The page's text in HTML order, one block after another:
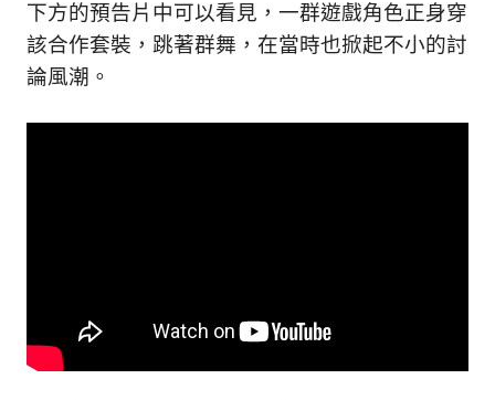
下方的預告片中可以看見，一群遊戲角色正身穿
該合作套裝，跳著群舞，在當時也掀起不小的討
論風潮。